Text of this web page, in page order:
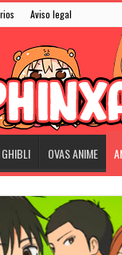
Aviso legal
OVAS ANIME